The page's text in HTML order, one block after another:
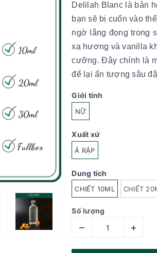
Delilah Blanc là bản
bạn sẽ bị cuốn vào
ngờ lắng đọng trong
xạ hương và vanilla
cưỡng. Đây chính là
để lại ấn tượng sâu
Giới tính
NỮ
Xuất xứ
Ả RẬP
Dung tích
CHIẾT 10ML CHIẾT
Số lượng
– +